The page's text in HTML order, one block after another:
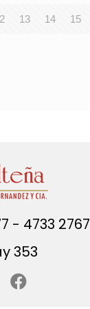
13 14 15
- 4733 2767
353